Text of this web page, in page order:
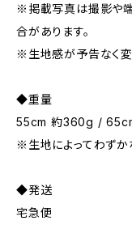
※掲載写真は撮影や端
合があります。
※生地感が予告なく変
◆重量
55cm 約360g /
※生地によってわずか
◆発送
宅急便